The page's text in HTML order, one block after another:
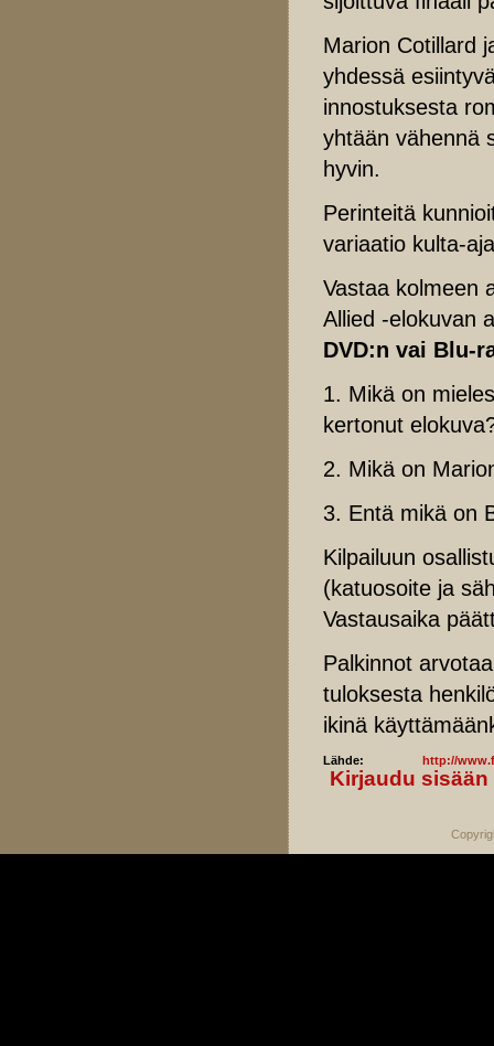
Marion Cotillard
yhdessä
innostuksesta
yhtään vähennä
hyvin.
Perinteitä
variaatio kulta-
Vastaa kolmeen
Allied -elokuvan
DVD:n vai Blu-
1. Mikä on
kertonut
2. Mikä on
3. Entä mikä on
Kilpailuun
(katuosoite ja
Vastausaika
Palkinnot
tuloksesta
ikinä
Lähde: http://
Kirjaudu sisään